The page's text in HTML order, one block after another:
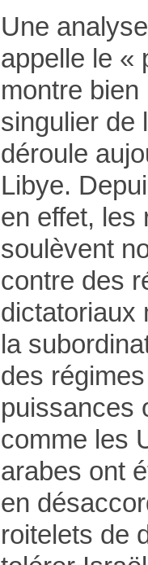
Une
appelle le «
montre
singulier de
déroule
Libye.
en effet, les
soulèvent
contre des
dictatoriaux
la
des
puissances
comme les
arabes ont
en
roitelets de